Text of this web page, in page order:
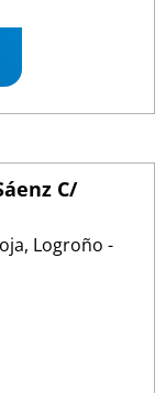
C/
Logroño -